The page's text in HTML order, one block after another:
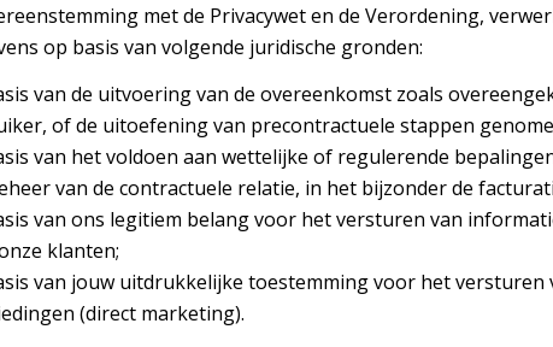
met de Privacywet en de Verordening,
op basis van volgende juridische gronden:
van de uitvoering van de overeenkomst zoals
of de uitoefening van precontractuele stappen
van het voldoen aan wettelijke of regulerende
van de contractuele relatie, in het bijzonder de
van ons legitiem belang voor het versturen van
klanten;
van jouw uitdrukkelijke toestemming voor het versturen
(direct marketing).